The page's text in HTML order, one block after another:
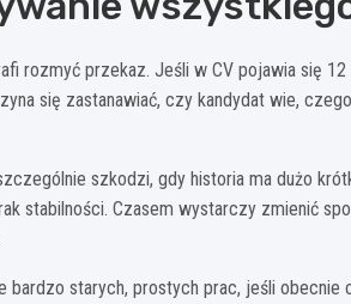
rozmyć przekaz. Jeśli w CV pojawia się
się zastanawiać, czy kandydat wie,
szkodzi, gdy historia ma dużo
stabilności. Czasem wystarczy zmienić
bardzo starych, prostych prac, jeśli